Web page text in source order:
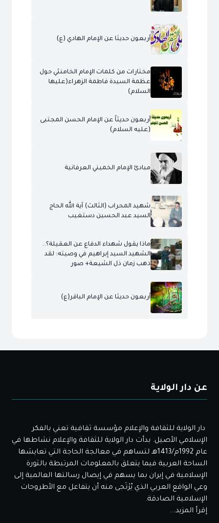
أربعون حديثا عن الإمام الهادي (ع)
مختارات من كلمات الإمام الخامنئي حول
عظمة السيدة فاطمة الزهراء(عليها
السلام)
أربعون حديثاً عن الإمام الحسن المجتبى
(عليه السلام)
مبادئ الإمام الخميني العرفانية
شهيد المحراب (الثالث) آية الله الحاج
السيد عبد الحسين دستغيب
ماذا يقول شهداء الدفاع عن العقيلة؟..
الشهيد السيد إبراهيم في وصيته: لقد
ذهب زمان ذل الشيعة+ صور
أربعون حديثا عن الإمام الباقر(ع)
عن دار الولاية
دار الولاية للثقافة والإعلام مؤسسة ثقافية تعني بالفكر
الإسلامي الأصيل. بدأت دار الولاية للثقافة والإعلام نشاطها في
عام 1992م/1413هـ لتساهم في معالجة الحاجة التي تعايشها
الساحة العربية فيما يتعلق بالمعلومات المرتبطة بالثورة
الإسلامية في إيران بما يسهم في إيصال رسالتها العالمية إلى
وعي الواقع العربي الذي يُرْتَجى منه أن يتفاعل مع الأطروحات
الإسلامية الصادقة.
إقرأ المزيد...